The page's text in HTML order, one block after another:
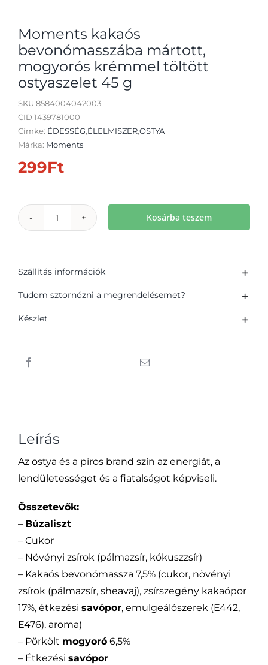
Átvétel
Moments kakaós
bevonómasszába mártott,
mogyorós krémmel töltött
ostyaszelet 45 g
SKU 8584004042003
CID 1439781000
Címke: ÉDESSÉG,ÉLELMISZER,OSTYA
Márka: Moments
299Ft
Moments
mártott,
mogyorós
Kosárba teszem
Szállítás információk
Tudom sztornózni a megrendelésemet?
Készlet
Leírás
Az ostya és a piros brand szín az energiát, a
lendületességet és a fiatalságot képviseli.
Összetevők:
– Búzaliszt
– Cukor
– Növényi zsírok (pálmazsír, kókuszzsír)
– Kakaós bevonómassza 7,5% (cukor, növényi
zsírok (pálmazsír, sheavaj), zsírszegény kakaópor
17%, étkezési savópor, emulgeálószerek (E442,
E476), aroma)
– Pörkölt mogyoró6,5%
– Étkezési savópor